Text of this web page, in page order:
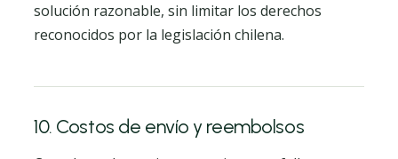
solución razonable, sin limitar los derechos
reconocidos por la legislación chilena.
10. Costos de envío y reembolsos